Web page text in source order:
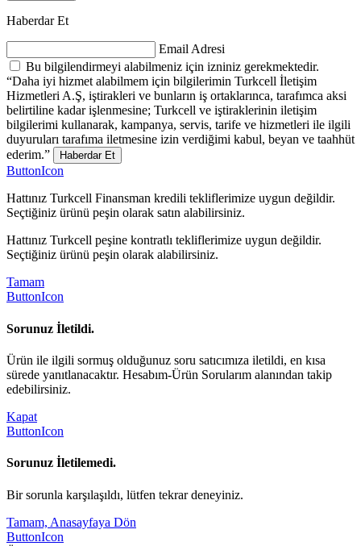
Haberdar Et
Email Adresi
Bu bilgilendirmeyi alabilmeniz için izniniz gerekmektedir.
“Daha iyi hizmet alabilmem için bilgilerimin Turkcell İletişim
Hizmetleri A.Ş, iştirakleri ve bunların iş ortaklarınca, tarafımca aksi
belirtiline kadar işlenmesine; Turkcell ve iştiraklerinin iletişim
bilgilerimi kullanarak, kampanya, servis, tarife ve hizmetleri ile ilgili
duyuruları tarafıma iletmesine izin verdiğimi kabul, beyan ve taahhüt
ederim.”
Haberdar Et
ButtonIcon
Hattınız Turkcell Finansman kredili tekliflerimize uygun değildir.
Seçtiğiniz ürünü peşin olarak satın alabilirsiniz.
Hattınız Turkcell peşine kontratlı tekliflerimize uygun değildir.
Seçtiğiniz ürünü peşin olarak alabilirsiniz.
Tamam
ButtonIcon
Sorunuz İletildi.
Ürün ile ilgili sormuş olduğunuz soru satıcımıza iletildi, en kısa
sürede yanıtlanacaktır. Hesabım-Ürün Sorularım alanından takip
edebilirsiniz.
Kapat
ButtonIcon
Sorunuz İletilemedi.
Bir sorunla karşılaşıldı, lütfen tekrar deneyiniz.
Tamam, Anasayfaya Dön
ButtonIcon